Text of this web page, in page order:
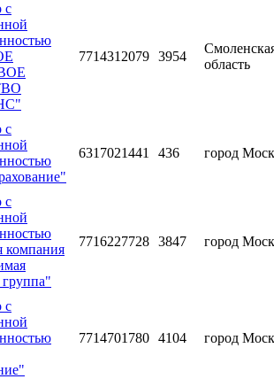
с
7714312079 3954
область
с
6317021441 436 город
с
компания
группа"
7716227728 3847 город
с
7714701780 4104 город